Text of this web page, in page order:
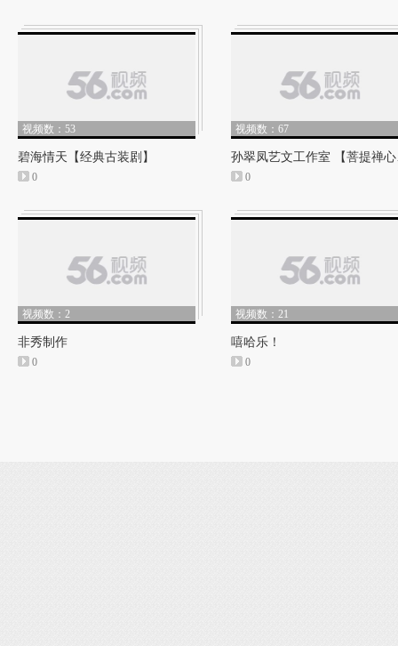
视频数：53
碧海情天【经典古装剧】
0
视频数：67
孙
0
视频数：2
非秀制作
0
视频数：21
嘻哈乐！
0